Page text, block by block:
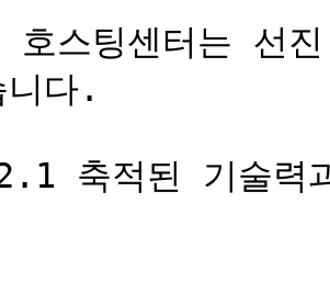
스팅센터는 선
다.
축적된 기술력